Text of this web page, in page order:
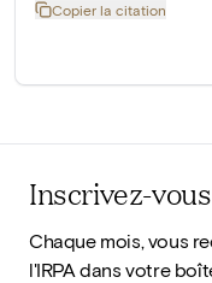
Copier la citation
Inscrivez-
Chaque mois, vous
l'IRPA dans votre